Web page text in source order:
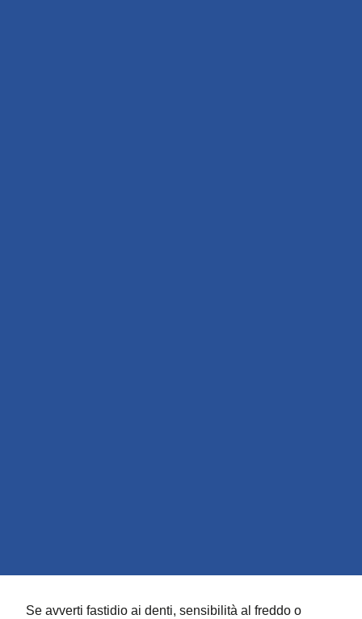
Se avverti fastidio ai denti, sensibilità al freddo o